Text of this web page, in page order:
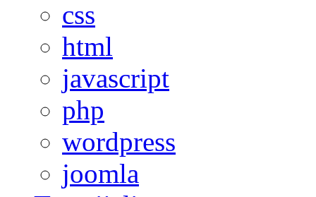
css
html
javascript
php
wordpress
joomla